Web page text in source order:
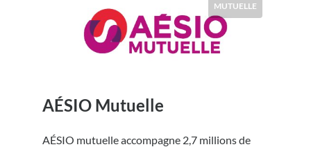
MUTUELLE
AÉSIO Mutuelle
AÉSIO mutuelle accompagne 2,7 millions de